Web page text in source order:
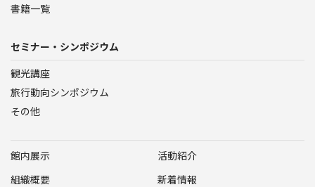
書籍一覧
セミナー・シンポジウム
観光講座
旅行動向シンポジウム
その他
館内展示
活動紹介
組織概要
新着情報